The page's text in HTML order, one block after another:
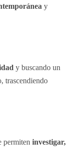
y
y buscando un
trascendiendo
permiten investigar,